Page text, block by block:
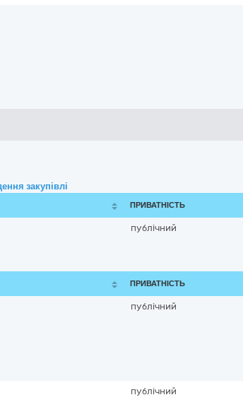
закупівлі
ПРИВАТНІСТЬ
публічний
ПРИВАТНІСТЬ
публічний
публічний